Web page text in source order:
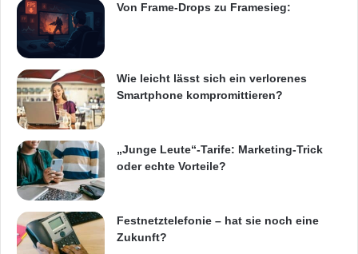
kommerzielle Luftfahrt, wird seine
Führungsrolle im Sektor mit dieser neuen
Vereinbarung behaupten und dabei
sicherstellen, dass sich das Unternehmen als
Massstab für Industrielösungen etablieren
wird.
Informationen zu OnAir
Mit 48 Kunden auf fünf Kontinenten setzt
Von Frame-Drops zu Framesieg:
Wie leicht lässt sich ein verlorenes
Smartphone kompromittieren?
„Junge Leute“-Tarife: Marketing-Trick
oder echte Vorteile?
Festnetztelefonie – hat sie noch eine
Zukunft?